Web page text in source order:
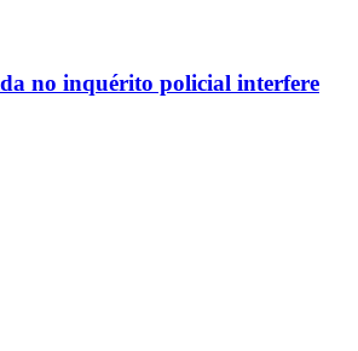
no inquérito policial interfere